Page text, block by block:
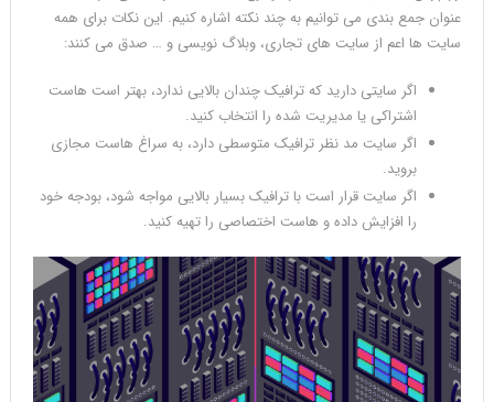
عنوان جمع بندی می توانیم به چند نکته اشاره کنیم. این نکات برای همه
سایت ها اعم از سایت های تجاری، وبلاگ نویسی و … صدق می کنند:
اگر سایتی دارید که ترافیک چندان بالایی ندارد، بهتر است هاست
اشتراکی یا مدیریت شده را انتخاب کنید.
اگر سایت مد نظر ترافیک متوسطی دارد، به سراغ هاست مجازی
بروید.
اگر سایت قرار است با ترافیک بسیار بالایی مواجه شود، بودجه خود
را افزایش داده و هاست اختصاصی را تهیه کنید.